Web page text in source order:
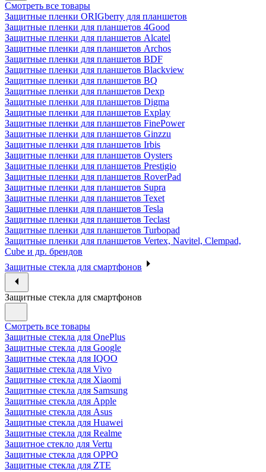
Смотреть все товары
Защитные пленки ORIGberry для планшетов
Защитные пленки для планшетов 4Good
Защитные пленки для планшетов Alcatel
Защитные пленки для планшетов Archos
Защитные пленки для планшетов BDF
Защитные пленки для планшетов Blackview
Защитные пленки для планшетов BQ
Защитные пленки для планшетов Dexp
Защитные пленки для планшетов Digma
Защитные пленки для планшетов Explay
Защитные пленки для планшетов FinePower
Защитные пленки для планшетов Ginzzu
Защитные пленки для планшетов Irbis
Защитные пленки для планшетов Oysters
Защитные пленки для планшетов Prestigio
Защитные пленки для планшетов RoverPad
Защитные пленки для планшетов Supra
Защитные пленки для планшетов Texet
Защитные пленки для планшетов Tesla
Защитные пленки для планшетов Teclast
Защитные пленки для планшетов Turbopad
Защитные пленки для планшетов Vertex, Navitel, Clempad,
Cube и др. брендов
Защитные стекла для смартфонов
Защитные стекла для смартфонов
Смотреть все товары
Защитные стекла для OnePlus
Защитные стекла для Google
Защитные стекла для IQOO
Защитные стекла для Vivo
Защитные стекла для Xiaomi
Защитные стекла для Samsung
Защитные стекла для Apple
Защитные стекла для Asus
Защитные стекла для Huawei
Защитные стекла для Realme
Защитное стекло для Vertu
Защитные стекла для OPPO
Защитные стекла для ZTE